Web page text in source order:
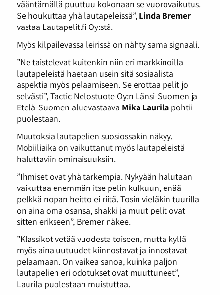
vääntämällä puuttuu kokonaan se vuorovaikutus.
Se houkuttaa yhä lautapeleissä”, Linda Bremer
vastaa Lautapelit.fi Oy:stä.
Myös kilpailevassa leirissä on nähty sama signaali.
”Ne taistelevat kuitenkin niin eri markkinoilla –
lautapeleistä haetaan usein sitä sosiaalista
aspektia myös pelaamiseen. Se erottaa pelit jo
selvästi”, Tactic Nelostuote Oy:n Länsi-Suomen ja
Etelä-Suomen aluevastaava Mika Laurilapohtii
puolestaan.
Muutoksia lautapelien suosiossakin näkyy.
Mobiiliaika on vaikuttanut myös lautapeleistä
haluttaviin ominaisuuksiin.
”Ihmiset ovat yhä tarkempia. Nykyään halutaan
vaikuttaa enemmän itse pelin kulkuun, enää
pelkkä nopan heitto ei riitä. Tosin vieläkin tuurilla
on aina oma osansa, shakki ja muut pelit ovat
sitten erikseen”, Bremer näkee.
”Klassikot vetää vuodesta toiseen, mutta kyllä
myös aina uutuudet kiinnostavat ja innostavat
pelaamaan. On vaikea sanoa, kuinka paljon
lautapelien eri odotukset ovat muuttuneet”,
Laurila puolestaan muistuttaa.